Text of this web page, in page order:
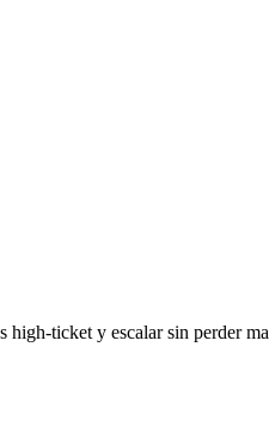
high-ticket y escalar sin perder